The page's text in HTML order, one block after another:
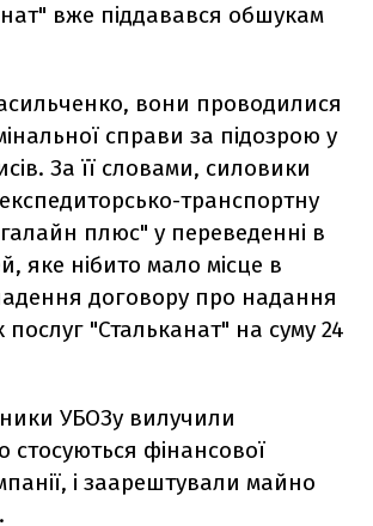
вже піддавався обшукам
вони проводилися
справи за підозрою у
За її словами, силовики
транспортну
плюс" у переведенні в
яке нібито мало місце в
договору про надання
"Стальканат" на суму 24
УБОЗу вилучили
стосуються фінансової
і заарештували майно